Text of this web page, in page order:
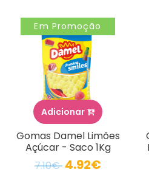
Em Promoção
Adicionar
Gomas Damel Limões
Açúcar - Saco 1Kg
7.10€ 4.92€